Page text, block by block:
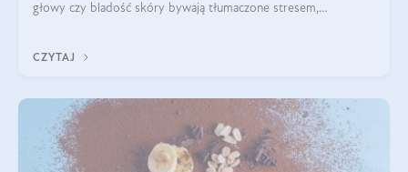
głowy czy bladość skóry bywają tłumaczone stresem,
CZYTAJ